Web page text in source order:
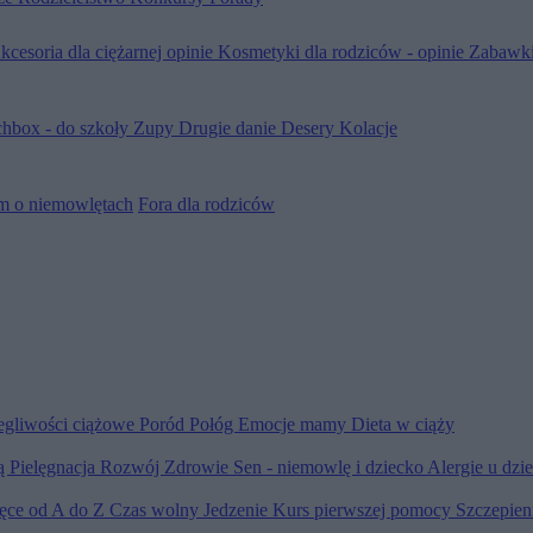
dla ciężarnej opinie Kosmetyki dla rodziców - opinie
- do szkoły Zupy Drugie danie Desery Kolacje
o niemowlętach Fora dla rodziców
ciążowe Poród Połóg Emocje mamy Dieta w ciąży
Pielęgnacja Rozwój Zdrowie Sen - niemowlę i dziecko Alergie u
od A do Z Czas wolny Jedzenie Kurs pierwszej pomocy